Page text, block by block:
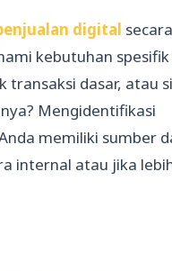
digital secara
kebutuhan spesifik
transaksi dasar, atau
Mengidentifikasi
memiliki sumber
internal atau jika